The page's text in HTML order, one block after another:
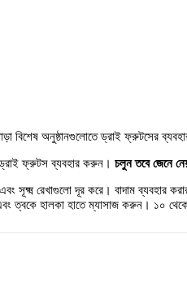
বিশেষ অনুষ্ঠানগুলোতে ড্রাই ফ্রুটসের
ফ্রুটস ব্যবহার করুন। চলুন তবে জেনে
রেখাগুলো দূর করে। বাদাম ব্যবহার
ত্বকে হালকা হাতে ম্যাসাজ করুন। ১০